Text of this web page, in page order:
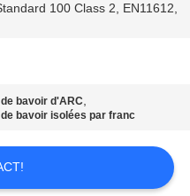
100 Class 2, EN11612,
bavoir d'ARC,
bavoir isolées par franc